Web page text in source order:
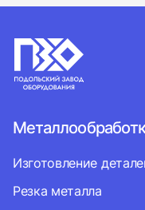
Изготовление
Резка металла